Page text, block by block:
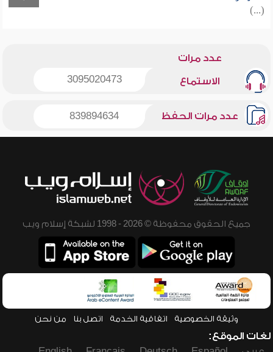
(...)
عدد مرات
الاستماع 3095020473
عدد مرات الحفظ 839894634
جميع الحقوق محفوظة © 2026 - 1998 لشبكة إسلام ويب
وثيقة الخصوصية اتفاقية الخدمة اتصل بنا من نحن
لغات الموقع: